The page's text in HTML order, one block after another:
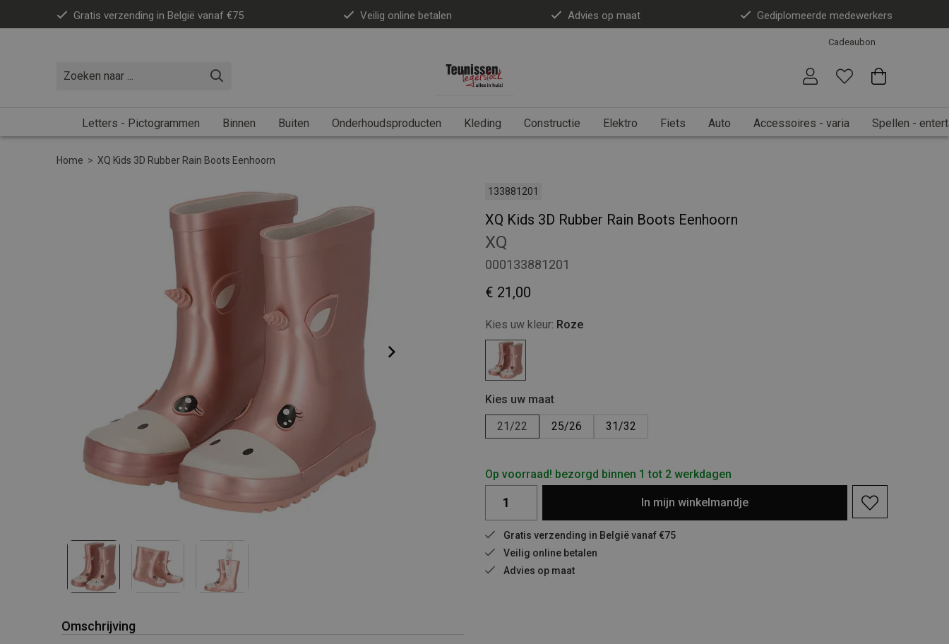
Gratis verzending in België vanaf €75 Veilig online betalen Advies op maat Gediplomeerde medewerkers
Cadeaubon
Letters - Pictogrammen Binnen Buiten Onderhoudsproducten Kleding Constructie Elektro Fiets Auto Accessoires - varia Spellen -
Home > XQ Kids 3D Rubber Rain Boots Eenhoorn
133881201
XQ Kids 3D Rubber Rain Boots Eenhoorn
XQ
000133881201
€ 21,00
Kies uw kleur: Roze
Kies uw maat
21/22
25/26 31/32
Op voorraad! bezorgd binnen 1 tot 2 werkdagen
In mijn winkelmandje
Gratis verzending in België vanaf €75
Veilig online betalen
Advies op maat
Omschrijving